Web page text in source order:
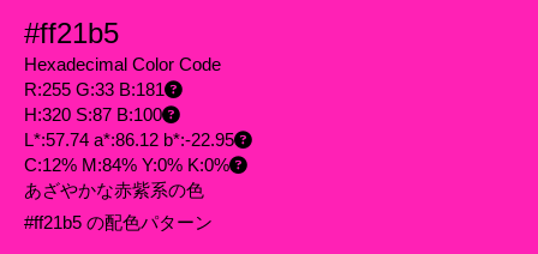
#ff21b5
Hexadecimal Color Code
R:255 G:33 B:181
H:320 S:87 B:100
L*:57.74 a*:86.12 b*:-22.95
C:12% M:84% Y:0% K:0%
あざやかな赤紫系の色
#ff21b5 の配色パターン